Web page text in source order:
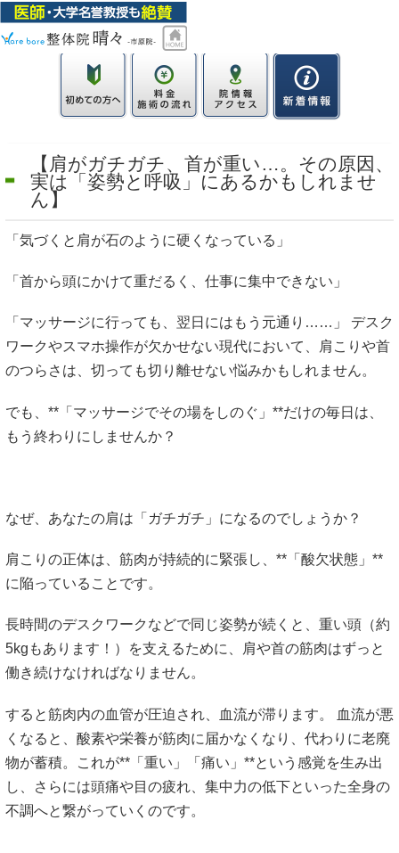
【肩がガチガチ、首が重い…。その原因、
実は「姿勢と呼吸」にあるかもしれませ
ん】
「気づくと肩が石のように硬くなっている」
「首から頭にかけて重だるく、仕事に集中できない」
「マッサージに行っても、翌日にはもう元通り……」 デスク
ワークやスマホ操作が欠かせない現代において、肩こりや首
のつらさは、切っても切り離せない悩みかもしれません。
でも、**「マッサージでその場をしのぐ」**だけの毎日は、
もう終わりにしませんか？
なぜ、あなたの肩は「ガチガチ」になるのでしょうか？
肩こりの正体は、筋肉が持続的に緊張し、**「酸欠状態」**
に陥っていることです。
長時間のデスクワークなどで同じ姿勢が続くと、重い頭（約
5kgもあります！）を支えるために、肩や首の筋肉はずっと
働き続けなければなりません。
すると筋肉内の血管が圧迫され、血流が滞ります。 血流が悪
くなると、酸素や栄養が筋肉に届かなくなり、代わりに老廃
物が蓄積。これが**「重い」「痛い」**という感覚を生み出
し、さらには頭痛や目の疲れ、集中力の低下といった全身の
不調へと繋がっていくのです。